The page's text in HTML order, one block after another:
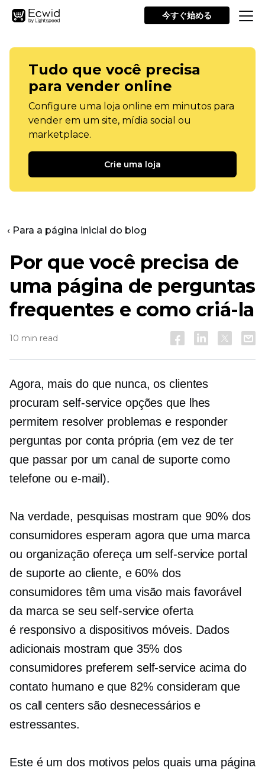
今すぐ始める
Tudo que você precisa
para vender online
Configure uma loja online em minutos para
vender em um site, mídia social ou
marketplace.
Crie uma loja
‹ Para a página inicial do blog
Por que você precisa de
uma página de perguntas
frequentes e como criá-la
10 min read
Agora, mais do que nunca, os clientes
procuramself-serviceopções que lhes
permitem resolver problemas e responder
perguntas por conta própria (em vez de ter
que passar por um canal de suporte como
telefone ou e-mail).
Na verdade, pesquisas mostram que 90% dos
consumidores esperam agora que uma marca
ou organização ofereça umself-service portal
de suporte ao cliente, e 60% dos
consumidores têm uma visão mais favorável
da marca se seuself-service oferta
é responsivo a dispositivos móveis. Dados
adicionais mostram que 35% dos
consumidores preferem self-serviceacima do
contato humano e que 82% consideram que
os call centers são desnecessários e
estressantes.
Este é um dos motivos pelos quais uma página